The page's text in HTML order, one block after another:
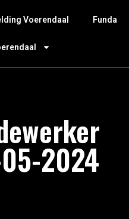
Voerendaal Funda
2024